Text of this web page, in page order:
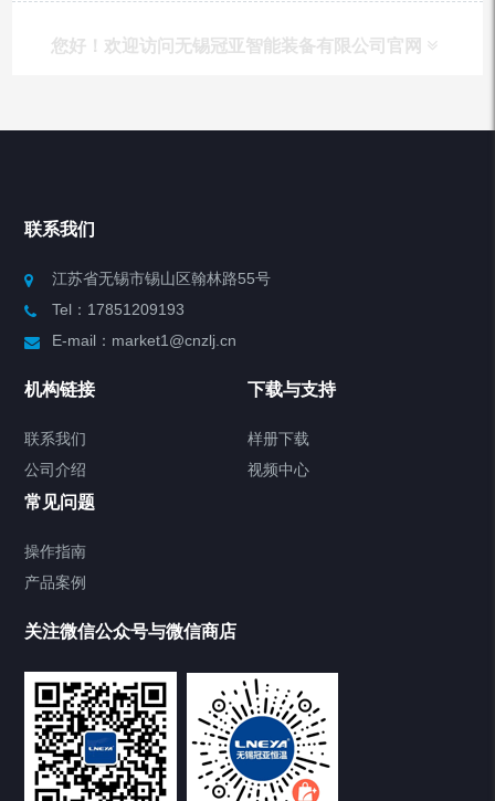
您好！欢迎访问无锡冠亚智能装备有限公司官网
制冷加热动态控温系统
Chiller直冷控温机组
Heating Circulator加热循环器
Freezer低温箱
VOCs冷凝回收装置
联系我们
江苏省无锡市锡山区翰林路55号
Tel：17851209193
E-mail：market1@cnzlj.cn
机构链接
联系我们
公司介绍
下载与支持
样册下载
视频中心
常见问题
操作指南
产品案例
关注微信公众号与微信商店